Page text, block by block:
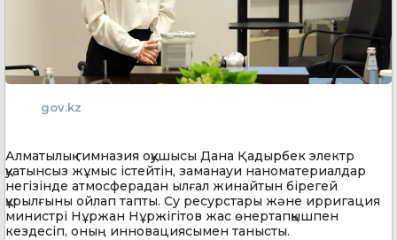
gov.kz
Алматылық гимназия оқушысы Дана Қадырбек электр
қуатынсыз жұмыс істейтін, заманауи наноматериалдар
негізінде атмосферадан ылғал жинайтын бірегей
құрылғыны ойлап тапты. Су ресурстары және ирригация
министрі Нұржан Нұржігітов жас өнертапқышпен
кездесіп, оның инновациясымен танысты.